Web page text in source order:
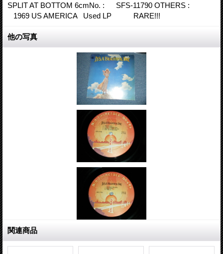
SPLIT AT BOTTOM 6cmNo. : SFS-11790 OTHERS :
1969 US AMERICA Used LP RARE!!!
他の写真
関連商品